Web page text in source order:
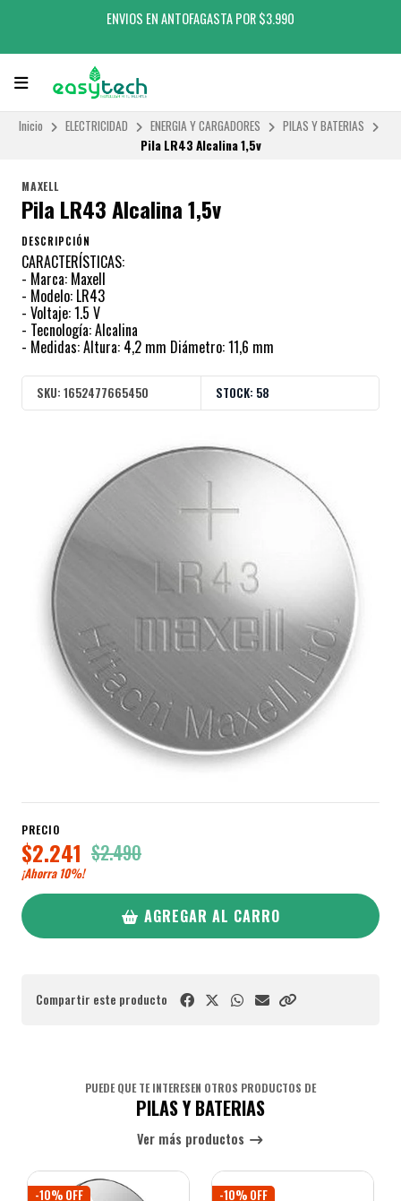
ENVIOS EN ANTOFAGASTA POR $3.990
Inicio ELECTRICIDAD ENERGIA Y CARGADORES
PILAS Y BATERIAS
Pila LR43 Alcalina 1,5v
MAXELL
Pila LR43 Alcalina 1,5v
DESCRIPCIÓN
CARACTERÍSTICAS:
- Marca: Maxell
- Modelo: LR43
- Voltaje: 1.5 V
- Tecnología: Alcalina
- Medidas: Altura: 4,2 mm Diámetro: 11,6 mm
SKU: 1652477665450 STOCK: 58
PRECIO
$2.241 $2.490
¡Ahorra 10%!
AGREGAR AL CARRO
Compartir este producto
PUEDE QUE TE INTERESEN OTROS PRODUCTOS DE
PILAS Y BATERIAS
Ver más productos
-10% OFF -10% OFF